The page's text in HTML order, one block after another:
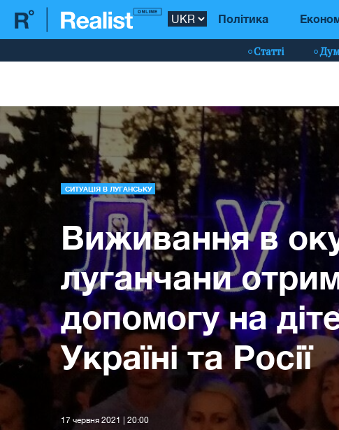
Політика
Статті
СИТУАЦІЯ В ЛУГАНСЬКУ
Виживання в
луганчани
допомогу на
Україні та Росії
17 червня 2021 | 20:00